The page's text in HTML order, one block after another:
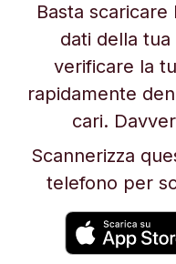
Basta
dati della
verificare la
rapidamente
cari.
Scannerizza
telefono per